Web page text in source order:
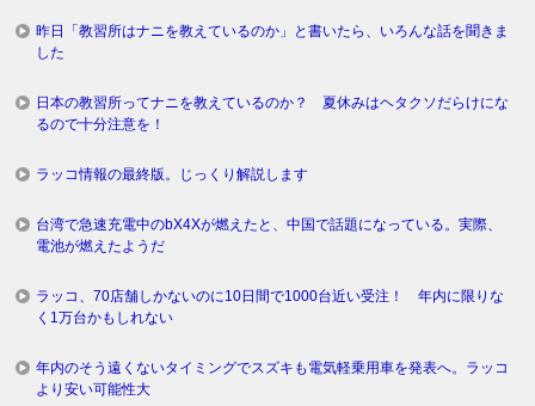
昨日「教習所はナニを教えているのか」と書いたら、いろんな話を聞きま
した
日本の教習所ってナニを教えているのか？ 夏休みはヘタクソだらけにな
るので十分注意を！
ラッコ情報の最終版。じっくり解説します
台湾で急速充電中のbX4Xが燃えたと、中国で話題になっている。実際、
電池が燃えたようだ
ラッコ、70店舗しかないのに10日間で1000台近い受注！ 年内に限りな
く1万台かもしれない
年内のそう遠くないタイミングでスズキも電気軽乗用車を発表へ。ラッコ
より安い可能性大